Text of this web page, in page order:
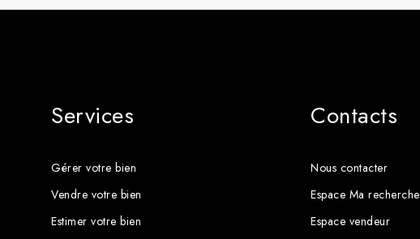
Services
Gérer votre bien
Vendre votre bien
Estimer votre bien
Contacts
Nous contacter
Espace Ma recherche
Espace vendeur